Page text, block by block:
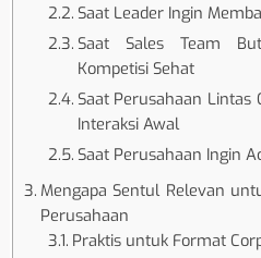
Saat Leader Ingin
Saat Sales Team
Kompetisi Sehat
Saat Perusahaan Lintas
Interaksi Awal
Saat Perusahaan Ingin
Mengapa Sentul Relevan
Perusahaan
Praktis untuk Format